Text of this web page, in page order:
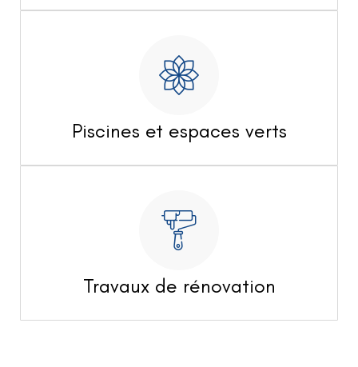
Piscines et espaces verts
Travaux de rénovation